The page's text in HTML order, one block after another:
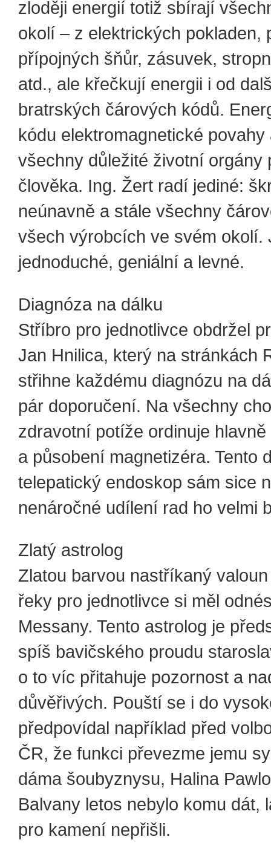
zloději energií totiž sbírají
okolí – z elektrických pokladen,
přípojných šňůr, zásuvek,
atd., ale křečkují energii i od
bratrských čárových kódů.
kódu elektromagnetické povahy
všechny důležité životní orgány
člověka. Ing. Žert radí jediné:
neúnavně a stále všechny
všech výrobcích ve svém okolí.
jednoduché, geniální a levné.
Diagnóza na dálku
Stříbro pro jednotlivce obdržel
Jan Hnilica, který na stránkách
střihne každému diagnózu na
pár doporučení. Na všechny
zdravotní potíže ordinuje
a působení magnetizéra. Tento
telepatický endoskop sám sice
nenáročné udílení rad ho velmi
Zlatý astrolog
Zlatou barvou nastříkaný
řeky pro jednotlivce si měl
Messany. Tento astrolog je
spíš bavičského proudu
o to víc přitahuje pozornost a
důvěřivých. Pouští se i do
předpovídal například před
ČR, že funkci převezme jemu
dáma šoubyznysu, Halina
Balvany letos nebylo komu dát,
pro kamení nepřišli.